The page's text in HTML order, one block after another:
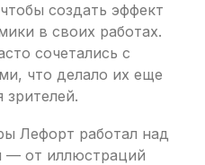
создать эффект
в своих работах.
сочетались с
что делало их еще
зрителей.
Лефорт работал над
— от иллюстраций